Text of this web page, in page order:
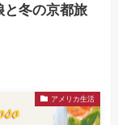
冬の京都旅
アメリカ生活